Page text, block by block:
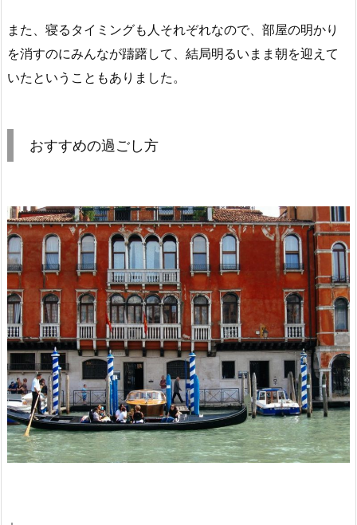
また、寝るタイミングも人それぞれなので、部屋の明かり
を消すのにみんなが躊躇して、結局明るいまま朝を迎えて
いたということもありました。
おすすめの過ごし方